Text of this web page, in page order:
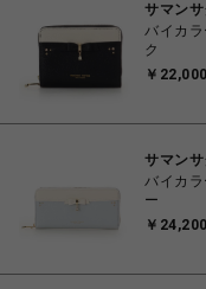
サマン
バイカ
ク
￥22,000
サマン
バイカ
ー
￥24,200